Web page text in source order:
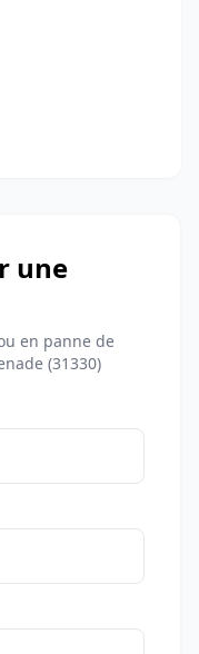
une
en panne de
(31330)